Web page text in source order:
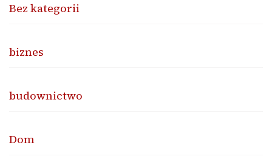
Bez kategorii
biznes
budownictwo
Dom